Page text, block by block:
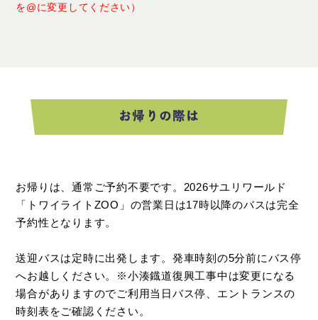
を@に変更してください）
お帰りの際は
お帰りは、通常ご予約不要です。2026サユリワールド
「トワイライトZOO」の営業日は17時以降のバスは完全
予約性となります。
送迎バスは定時に出発します。発車時刻の5分前にバス停
へお越しください。※小湊鐡道復興工事中は変更になる
場合がありますのでご利用当日バス停、エントランスの
時刻表をご確認ください。